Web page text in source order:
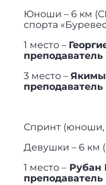
Юноши – 6 км
спорта
1 место –
3 место –
Спринт (юноши,
Девушки – 6 км
1 место – Рубан